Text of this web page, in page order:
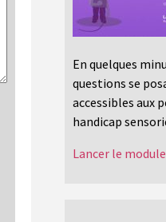
En quelques
questions se
accessibles aux
handicap
Lancer le